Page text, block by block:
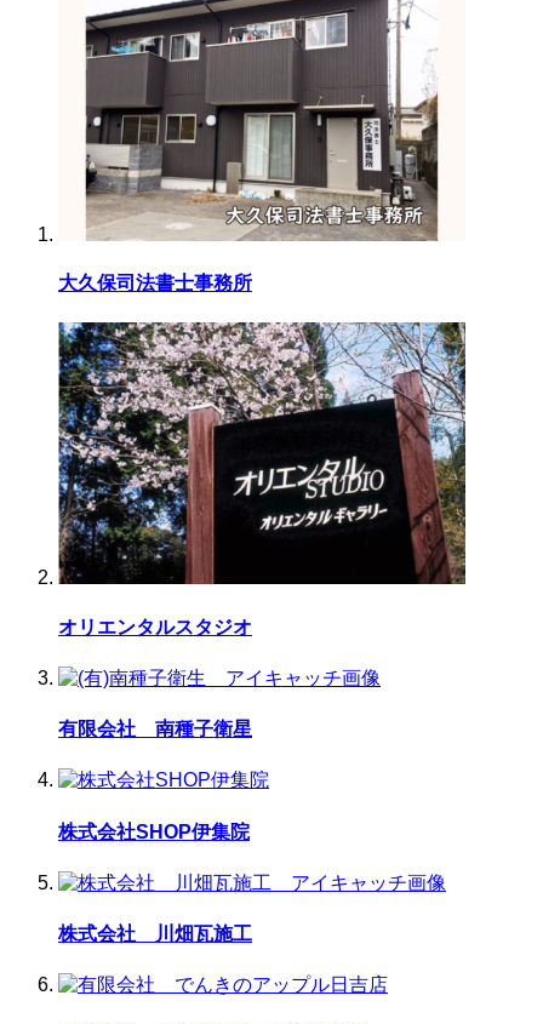
大久保司法書士事務所
オリエンタルスタジオ
有限会社 南種子衛星
株式会社SHOP伊集院
株式会社 川畑瓦施工